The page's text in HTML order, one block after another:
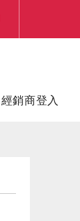
經銷商登入